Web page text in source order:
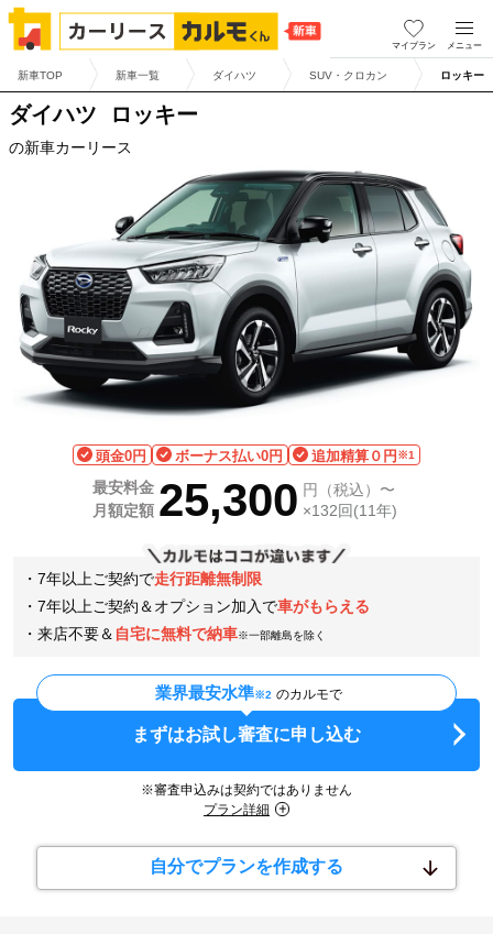
マイプラン メニュー
新車TOP 新車一覧 ダイハツ SUV・クロカン ロッキー
ダイハツ ロッキー
の新車カーリース
頭金0円 ボーナス払い0円 追加精算０円※1
最安料金
月額定額 25,300 円（税込）〜
×132回(11年)
・7年以上ご契約で走行距離無制限
・7年以上ご契約＆オプション加入で車がもらえる
・来店不要＆ 自宅に無料で納車※一部離島を除く
業界最安水準※2 のカルモで
まずはお試し審査に申し込む
※審査申込みは契約ではありません
プラン詳細
自分でプランを作成する